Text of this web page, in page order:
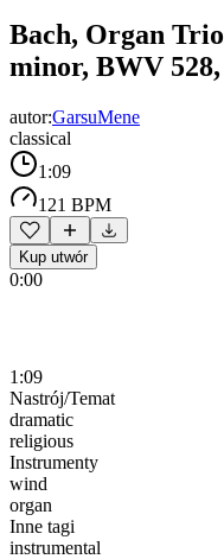
Bach, Organ
minor, BWV
autor:GarsuMene
classical
1:09
121 BPM
Kup utwór
0:00
1:09
Nastrój/Temat
dramatic
religious
Instrumenty
wind
organ
Inne tagi
instrumental